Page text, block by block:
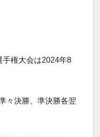
手権大会は2024年8
々決勝、準決勝各翌